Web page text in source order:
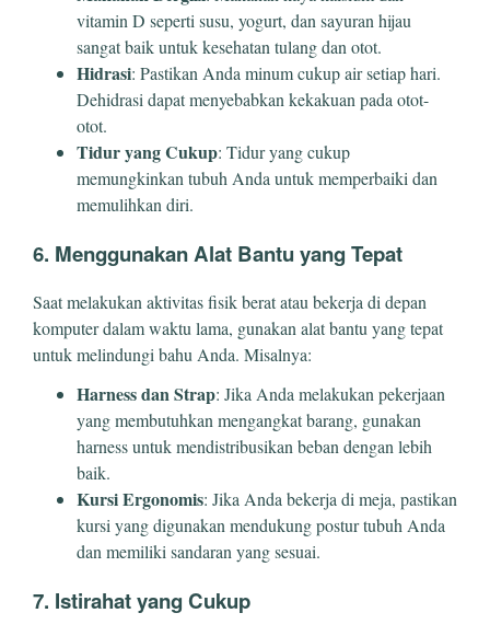
vitamin D seperti susu, yogurt, dan sayuran hijau
sangat baik untuk kesehatan tulang dan otot.
Hidrasi: Pastikan Anda minum cukup air setiap hari.
Dehidrasi dapat menyebabkan kekakuan pada otot-
otot.
Tidur yang Cukup: Tidur yang cukup
memungkinkan tubuh Anda untuk memperbaiki dan
memulihkan diri.
6. Menggunakan Alat Bantu yang Tepat
Saat melakukan aktivitas fisik berat atau bekerja di depan
komputer dalam waktu lama, gunakan alat bantu yang tepat
untuk melindungi bahu Anda. Misalnya:
Harness dan Strap: Jika Anda melakukan pekerjaan
yang membutuhkan mengangkat barang, gunakan
harness untuk mendistribusikan beban dengan lebih
baik.
Kursi Ergonomis: Jika Anda bekerja di meja, pastikan
kursi yang digunakan mendukung postur tubuh Anda
dan memiliki sandaran yang sesuai.
7. Istirahat yang Cukup